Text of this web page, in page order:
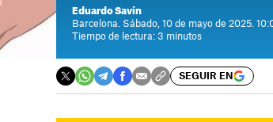
Eduardo Savín
Barcelona. Sábado, 10 de mayo de 2025.
Tiempo de lectura: 3 minutos
SEGUIR EN